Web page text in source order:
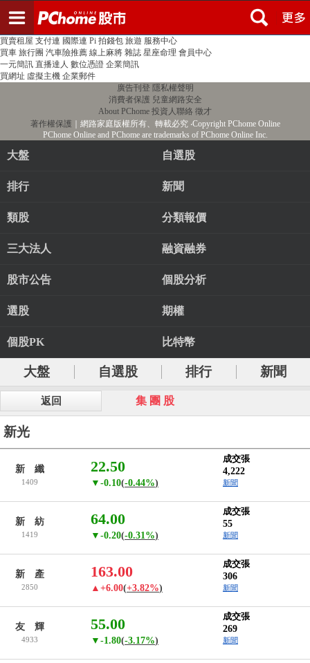
PChome首頁 線上購物 24h購物 書店
買賣租屋 支付連 國際連 Pi 拍錢包 旅遊 服務中心
買車 旅行團 汽車險推薦 線上麻將 雜誌 星座命理 會員中心
一元簡訊 直播達人 數位憑證 企業簡訊
買網址 虛擬主機 企業郵件
廣告刊登 隱私權聲明
消費者保護 兒童網路安全
About PChome 投資人聯絡 徵才
著作權保護 ｜網路家庭版權所有、轉載必究‧Copyright PChome Online
PChome Online and PChome are trademarks of PChome Online Inc.
大盤 自選股
排行 新聞
類股 分類報價
三大法人 融資融券
股市公告 個股分析
選股 期權
個股PK 比特幣
大盤 自選股 排行 新聞
返回 集 團 股
新光
新 纖
1409
22.50
▼-0.10(-0.44%)
成交張
4,222
新聞
新 紡
1419
64.00
▼-0.20(-0.31%)
成交張
55
新聞
新 產
2850
163.00
▲+6.00(+3.82%)
成交張
306
新聞
友 輝
4933
55.00
▼-1.80(-3.17%)
成交張
269
新聞